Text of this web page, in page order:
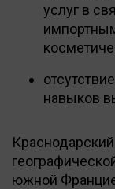
услуг в
навыков
южной